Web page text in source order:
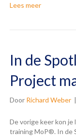
Lees meer
In de
Project
Door Richard Weber |
De vorige keer kon
training MoP®. In de